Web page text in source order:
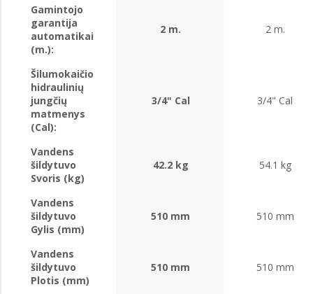
Gamintojo
garantija
automatikai
(m.):
2 m. 2 m.
Šilumokaičio
hidraulinių
jungčių
matmenys
(Cal):
3/4" Cal 3/4" Cal
Vandens
šildytuvo
Svoris (kg)
42.2 kg 54.1 kg
Vandens
šildytuvo
Gylis (mm)
510 mm 510 mm
Vandens
šildytuvo
Plotis (mm)
510 mm 510 mm